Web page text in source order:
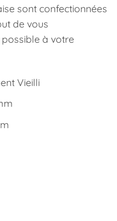
sont confectionnées
de vous
à votre
Vieilli